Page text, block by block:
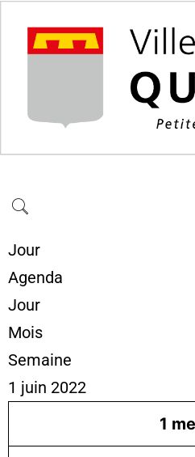
Jour
Agenda
Jour
Mois
Semaine
1 juin 2022
1